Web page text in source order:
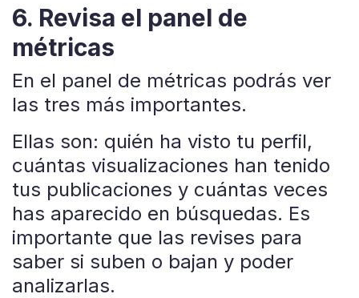
6. Revisa el panel de
métricas
En el panel de métricas podrás ver
las tres más importantes.
Ellas son: quién ha visto tu perfil,
cuántas visualizaciones han tenido
tus publicaciones y cuántas veces
has aparecido en búsquedas. Es
importante que las revises para
saber si suben o bajan y poder
analizarlas.